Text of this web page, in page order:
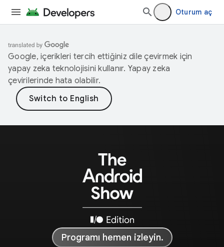
Oturum aç
Google, içerikleri tercih ettiğiniz dile çevirmek için
yapay zeka teknolojisini kullanır. Yapay zeka
çevirilerinde hata olabilir.
Programı hemen izleyin.